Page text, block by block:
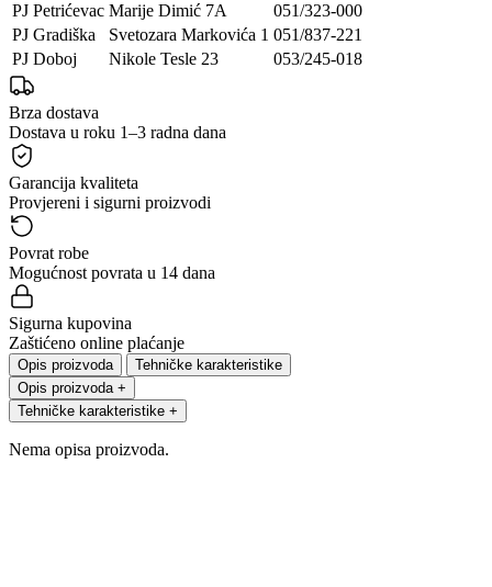
PJ Petrićevac Marije Dimić 7A
051/323-000
PJ Gradiška
Svetozara Markovića 1 051/837-221
PJ Doboj
Nikole Tesle 23 053/245-018
Brza dostava
Dostava u roku 1–3 radna dana
Garancija kvaliteta
Provjereni i sigurni proizvodi
Povrat robe
Mogućnost povrata u 14 dana
Sigurna kupovina
Zaštićeno online plaćanje
Opis proizvoda
Tehničke karakteristike
Opis proizvoda +
Tehničke karakteristike +
Nema opisa proizvoda.